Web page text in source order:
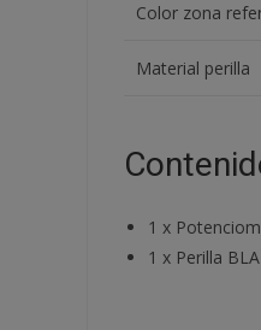
Color zona
Material perilla
1 x
1 x Perilla